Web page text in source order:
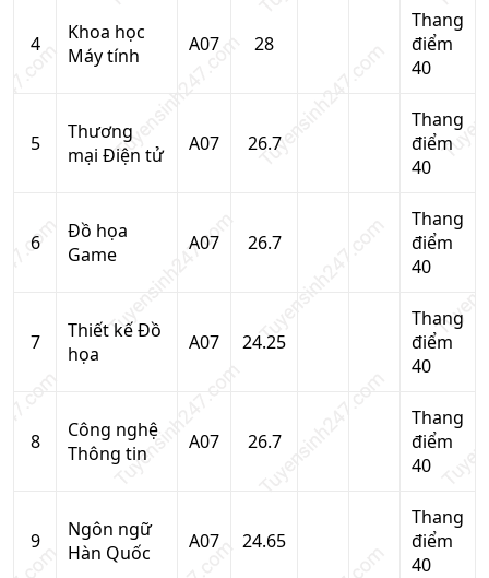
4
Khoa học
Máy tính
A07 28
Thang
điểm
40
5
Thương
mại Điện tử
A07 26.7
Thang
điểm
40
6
Đồ họa
Game
A07 26.7
Thang
điểm
40
7
Thiết kế Đồ
họa
A07 24.25
Thang
điểm
40
8
Công nghệ
Thông tin
A07 26.7
Thang
điểm
40
9
Ngôn ngữ
Hàn Quốc
A07 24.65
Thang
điểm
40